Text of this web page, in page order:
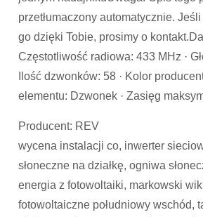
przetłumaczony automatycznie.
go dzięki Tobie, prosimy o
Częstotliwość radiowa: 433 MHz ·
Ilość dzwonków: 58 · Kolor
elementu: Dzwonek · Zasięg
Producent: REV
wycena instalacji co, inwerter
słoneczne na działkę, ogniwa
energia z fotowoltaiki, markowski
fotowoltaiczne południowy wschód,